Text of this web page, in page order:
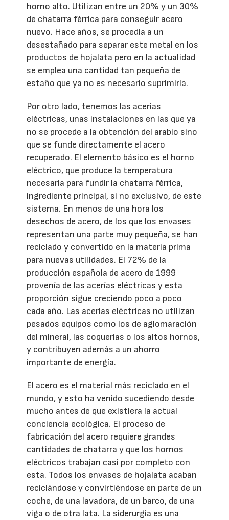
horno alto. Utilizan entre un 20% y un 30%
de chatarra férrica para conseguir acero
nuevo. Hace años, se procedía a un
desestañado para separar este metal en los
productos de hojalata pero en la actualidad
se emplea una cantidad tan pequeña de
estaño que ya no es necesario suprimirla.
Por otro lado, tenemos las acerías
eléctricas, unas instalaciones en las que ya
no se procede a la obtención del arabio sino
que se funde directamente el acero
recuperado. El elemento básico es el horno
eléctrico, que produce la temperatura
necesaria para fundir la chatarra férrica,
ingrediente principal, si no exclusivo, de este
sistema. En menos de una hora los
desechos de acero, de los que los envases
representan una parte muy pequeña, se han
reciclado y convertido en la materia prima
para nuevas utilidades. El 72% de la
producción española de acero de 1999
provenía de las acerías eléctricas y esta
proporción sigue creciendo poco a poco
cada año. Las acerías eléctricas no utilizan
pesados equipos como los de aglomaración
del mineral, las coquerías o los altos hornos,
y contribuyen además a un ahorro
importante de energía.
El acero es el material más reciclado en el
mundo, y esto ha venido sucediendo desde
mucho antes de que existiera la actual
conciencia ecológica. El proceso de
fabricación del acero requiere grandes
cantidades de chatarra y que los hornos
eléctricos trabajan casi por completo con
esta. Todos los envases de hojalata acaban
reciclándose y convirtiéndose en parte de un
coche, de una lavadora, de un barco, de una
viga o de otra lata. La siderurgia es una